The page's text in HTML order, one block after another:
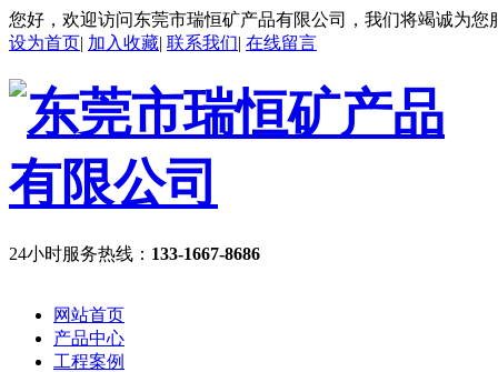
您好，欢迎访问东莞市瑞恒矿产品有限公司，我们将竭诚为您
设为首页| 加入收藏| 联系我们| 在线留言
24小时服务热线： 133-1667-8686
网站首页
产品中心
工程案例